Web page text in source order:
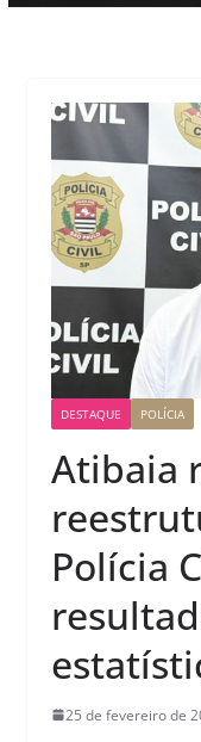
DESTAQUE POLÍCIA
Atibaia
Polícia
25 de fevereiro de